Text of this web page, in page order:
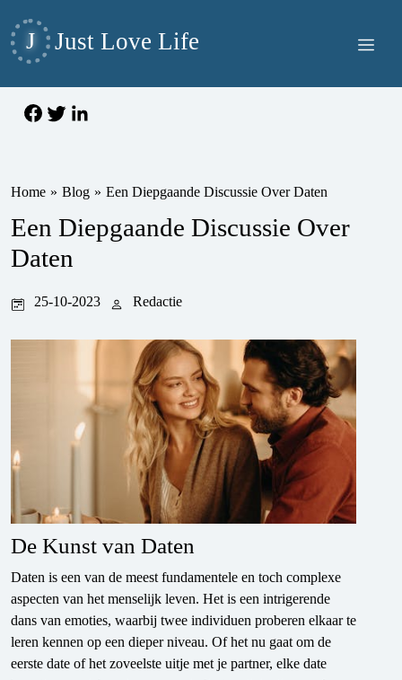
J Just Love Life
Home » Blog » Een Diepgaande Discussie Over Daten
Een Diepgaande Discussie Over
Daten
25-10-2023 Redactie
De Kunst van Daten
Daten is een van de meest fundamentele en toch complexe
aspecten van het menselijk leven. Het is een intrigerende
dans van emoties, waarbij twee individuen proberen elkaar te
leren kennen op een dieper niveau. Of het nu gaat om de
eerste date of het zoveelste uitje met je partner, elke date